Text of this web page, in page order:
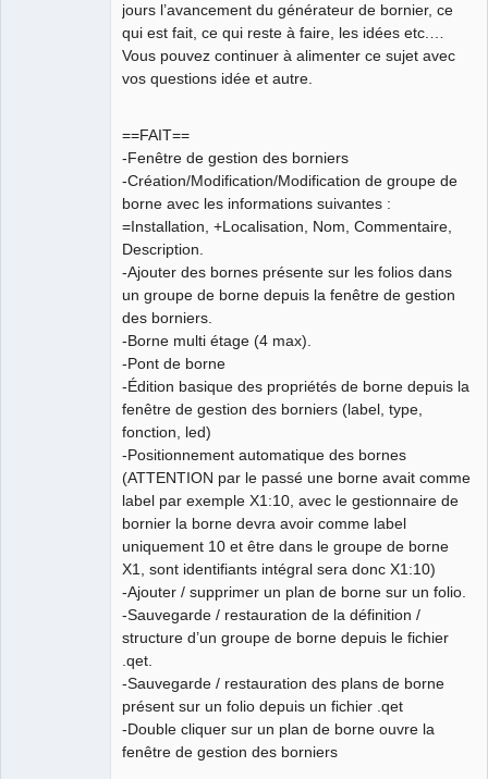
Google_Search
jours l’avancement du générateur de bornier, ce
qui est fait, ce qui reste à faire, les idées etc.…
Vous pouvez continuer à alimenter ce sujet avec
vos questions idée et autre.
==FAIT==
-Fenêtre de gestion des borniers
-Création/Modification/Modification de groupe de
borne avec les informations suivantes :
=Installation, +Localisation, Nom, Commentaire,
Description.
-Ajouter des bornes présente sur les folios dans
un groupe de borne depuis la fenêtre de gestion
des borniers.
-Borne multi étage (4 max).
-Pont de borne
-Édition basique des propriétés de borne depuis la
fenêtre de gestion des borniers (label, type,
fonction, led)
-Positionnement automatique des bornes
(ATTENTION par le passé une borne avait comme
label par exemple X1:10, avec le gestionnaire de
bornier la borne devra avoir comme label
uniquement 10 et être dans le groupe de borne
X1, sont identifiants intégral sera donc X1:10)
-Ajouter / supprimer un plan de borne sur un folio.
-Sauvegarde / restauration de la définition /
structure d’un groupe de borne depuis le fichier
.qet.
-Sauvegarde / restauration des plans de borne
présent sur un folio depuis un fichier .qet
-Double cliquer sur un plan de borne ouvre la
fenêtre de gestion des borniers